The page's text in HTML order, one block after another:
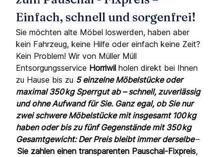
Einfach, schnell und sorgenfrei!
Sie möchten alte Möbel loswerden, haben aber
kein Fahrzeug, keine Hilfe oder einfach keine Zeit?
Kein Problem! Wir von Müller Müll
Entsorgungsservice Horriwil holen direkt bei Ihnen
zu Hause bis zu 5 einzelne Möbelstücke oder
maximal 350 kg Sperrgut ab – schnell, zuverlässig
und ohne Aufwand für Sie. Ganz egal, ob Sie nur
zwei schwere Möbelstücke mit insgesamt 100 kg
haben oder bis zu fünf Gegenstände mit 350 kg
Gesamtgewicht: Der Preis bleibt immer derselbe–
Sie zahlen einen transparenten Pauschal-Fixpreis,